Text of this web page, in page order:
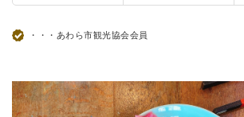
・・・あわら市観光協会会員